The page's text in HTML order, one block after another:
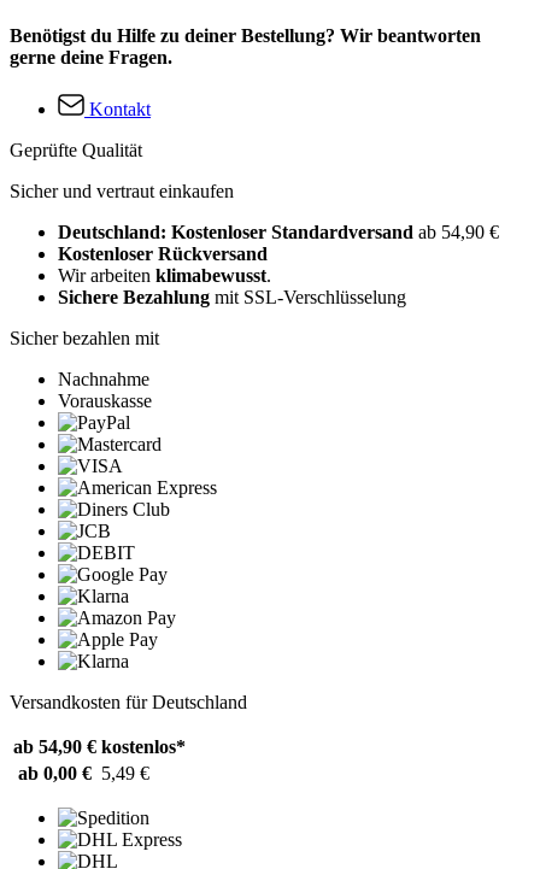
Benötigst du Hilfe zu deiner Bestellung? Wir beantworten
gerne deine Fragen.
Kontakt
Geprüfte Qualität
Sicher und vertraut einkaufen
Deutschland: Kostenloser Standardversand ab 54,90 €
Kostenloser Rückversand
Wir arbeiten klimabewusst.
Sichere Bezahlung mit SSL-Verschlüsselung
Sicher bezahlen mit
Nachnahme
Vorauskasse
Versandkosten für Deutschland
ab 54,90 € kostenlos*
ab 0,00 € 5,49 €